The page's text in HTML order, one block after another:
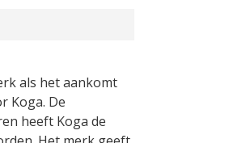
als het aankomt
Koga. De
heeft Koga de